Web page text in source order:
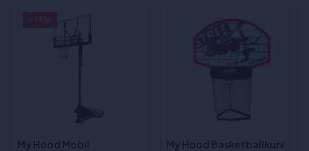
My Hood Mobil
My Hood Basketballkurv